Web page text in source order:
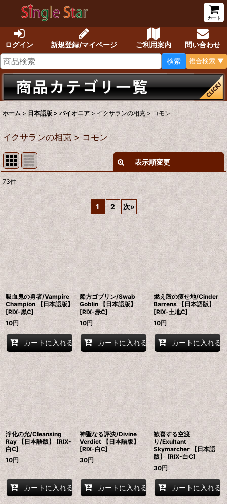
カート
ログイン 新規登録/マイページ ご利用案内
問い合わせ
検索
複合検索 ▼
ホーム > 日本語版 > パイオニア > イクサランの相克 > コモン
イクサランの相克 > コモン
表示順変更
表示数
在庫あり
並び順 :
絞り込む
73件
1 2 次»
吸血鬼の勇者/Vampire
Champion 【日本語版】
[RIX-黒C]
10円
カートに入れる
船方ゴブリン/Swab
Goblin 【日本語版】
[RIX-赤C]
10円
カートに入れる
燃え殻の痩せ地/Cinder
Barrens 【日本語版】
[RIX-土地C]
10円
カートに入れる
浄化の光/Cleansing
Ray 【日本語版】 [RIX-
白C]
10円
カートに入れる
神聖なる評決/Divine
Verdict 【日本語版】
[RIX-白C]
30円
カートに入れる
歓喜する空渡
り/Exultant
Skymarcher 【日本語
版】 [RIX-白C]
30円
カートに入れる